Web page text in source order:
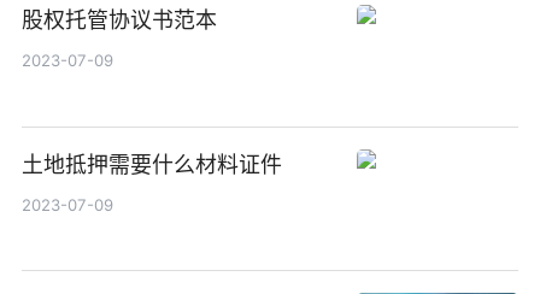
股权托管协议书范本
2023-07-09
土地抵押需要什么材料证件
2023-07-09